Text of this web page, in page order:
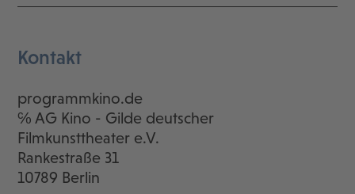
Kontakt
programmkino.de
℅ AG Kino - Gilde deutscher
Filmkunsttheater e.V.
Rankestraße 31
10789 Berlin